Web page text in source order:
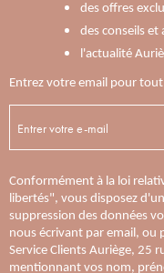
des offres
des conseils et
l'actualité
Entrez votre email pour tout
Conformément à la loi
libertés", vous disposez
suppression des données
nous écrivant par email, ou
Service Clients Auriège, 25
mentionnant vos nom,